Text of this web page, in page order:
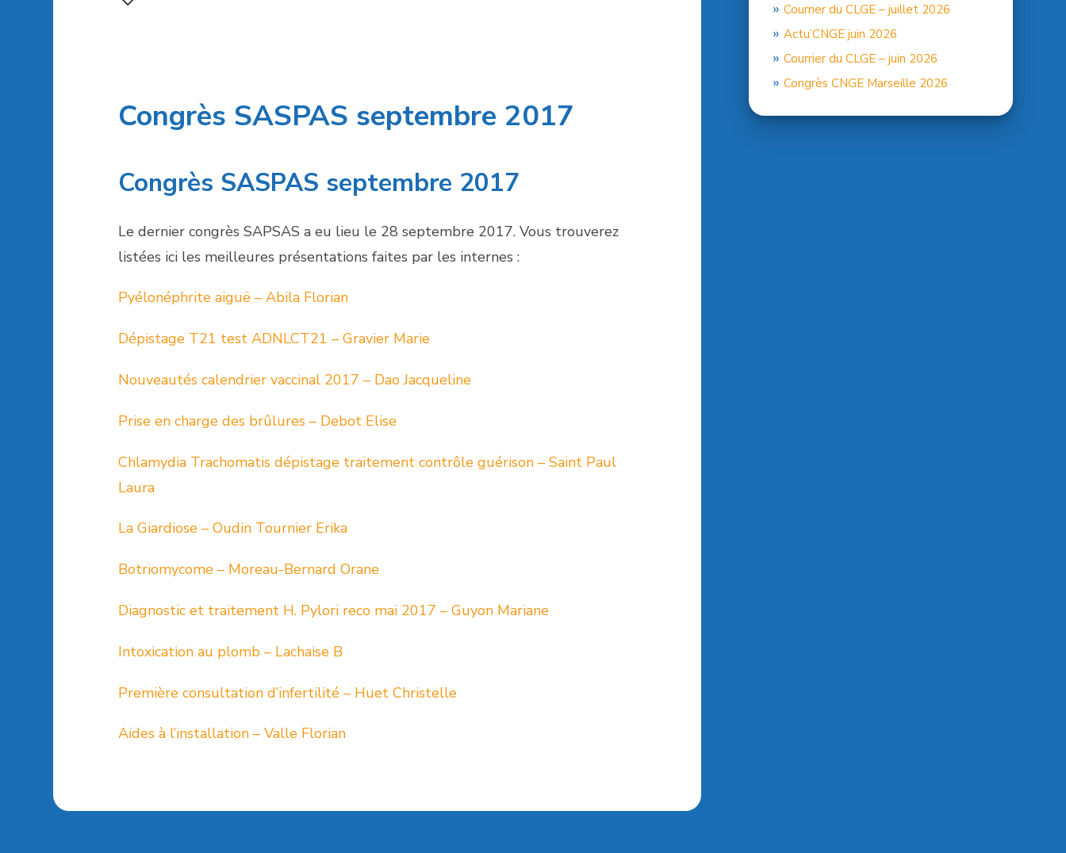
Congrès SASPAS septembre 2017
Congrès SASPAS septembre 2017
Le dernier congrès SAPSAS a eu lieu le 28 septembre 2017. Vous trouverez
listées ici les meilleures présentations faites par les internes :
Pyélonéphrite aiguë – Abila Florian
Dépistage T21 test ADNLCT21 – Gravier Marie
Nouveautés calendrier vaccinal 2017 – Dao Jacqueline
Prise en charge des brûlures – Debot Elise
Chlamydia Trachomatis dépistage traitement contrôle guérison – Saint Paul
Laura
La Giardiose – Oudin Tournier Erika
Botriomycome – Moreau-Bernard Orane
Diagnostic et traitement H. Pylori reco mai 2017 – Guyon Mariane
Intoxication au plomb – Lachaise B
Première consultation d’infertilité – Huet Christelle
Aides à l’installation – Valle Florian
Courrier du CLGE – juillet 2026
Actu’CNGE juin 2026
Courrier du CLGE – juin 2026
Congrès CNGE Marseille 2026